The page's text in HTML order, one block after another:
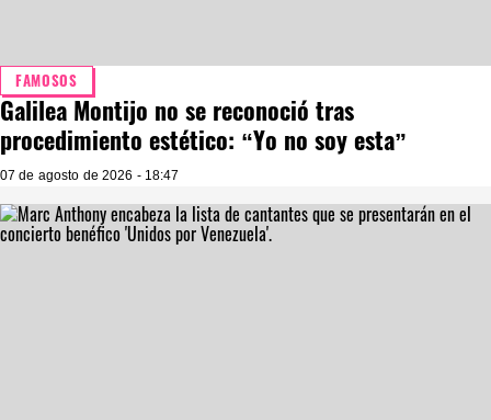
FAMOSOS
Galilea Montijo no se reconoció tras
procedimiento estético: “Yo no soy esta”
07 de agosto de 2026 - 18:47